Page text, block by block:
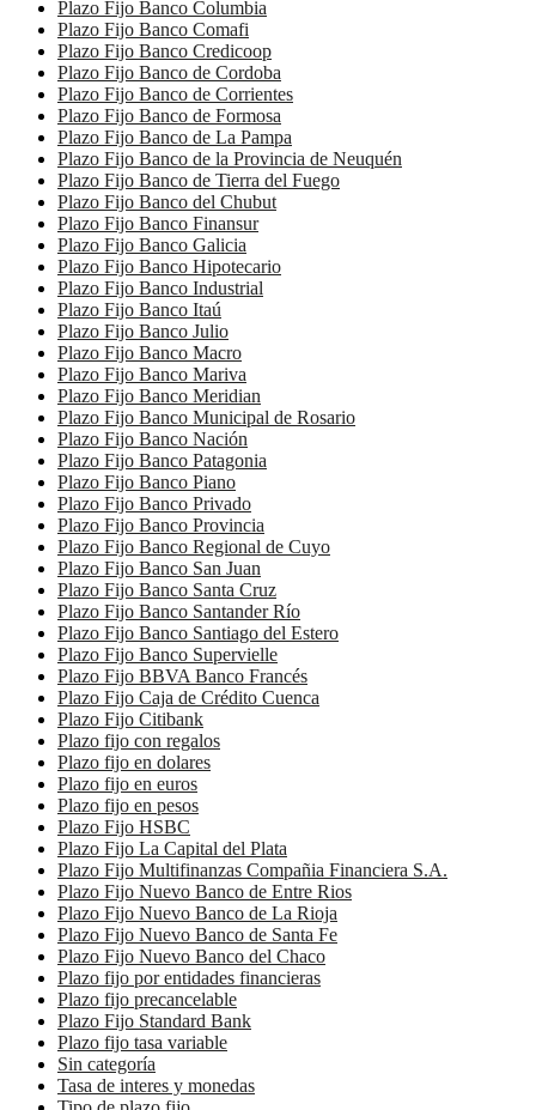
Plazo Fijo Banco Columbia
Plazo Fijo Banco Comafi
Plazo Fijo Banco Credicoop
Plazo Fijo Banco de Cordoba
Plazo Fijo Banco de Corrientes
Plazo Fijo Banco de Formosa
Plazo Fijo Banco de La Pampa
Plazo Fijo Banco de la Provincia de Neuquén
Plazo Fijo Banco de Tierra del Fuego
Plazo Fijo Banco del Chubut
Plazo Fijo Banco Finansur
Plazo Fijo Banco Galicia
Plazo Fijo Banco Hipotecario
Plazo Fijo Banco Industrial
Plazo Fijo Banco Itaú
Plazo Fijo Banco Julio
Plazo Fijo Banco Macro
Plazo Fijo Banco Mariva
Plazo Fijo Banco Meridian
Plazo Fijo Banco Municipal de Rosario
Plazo Fijo Banco Nación
Plazo Fijo Banco Patagonia
Plazo Fijo Banco Piano
Plazo Fijo Banco Privado
Plazo Fijo Banco Provincia
Plazo Fijo Banco Regional de Cuyo
Plazo Fijo Banco San Juan
Plazo Fijo Banco Santa Cruz
Plazo Fijo Banco Santander Río
Plazo Fijo Banco Santiago del Estero
Plazo Fijo Banco Supervielle
Plazo Fijo BBVA Banco Francés
Plazo Fijo Caja de Crédito Cuenca
Plazo Fijo Citibank
Plazo fijo con regalos
Plazo fijo en dolares
Plazo fijo en euros
Plazo fijo en pesos
Plazo Fijo HSBC
Plazo Fijo La Capital del Plata
Plazo Fijo Multifinanzas Compañia Financiera S.A.
Plazo Fijo Nuevo Banco de Entre Rios
Plazo Fijo Nuevo Banco de La Rioja
Plazo Fijo Nuevo Banco de Santa Fe
Plazo Fijo Nuevo Banco del Chaco
Plazo fijo por entidades financieras
Plazo fijo precancelable
Plazo Fijo Standard Bank
Plazo fijo tasa variable
Sin categoría
Tasa de interes y monedas